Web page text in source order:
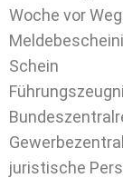
Woche vor
Schein
juristische